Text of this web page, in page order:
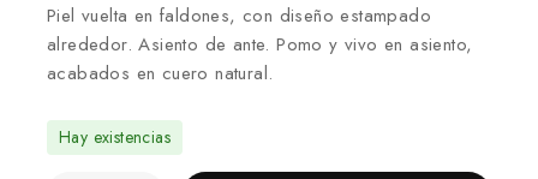
Piel vuelta en faldones, con diseño estampado
alrededor. Asiento de ante. Pomo y vivo en asiento,
acabados en cuero natural.
Hay existencias